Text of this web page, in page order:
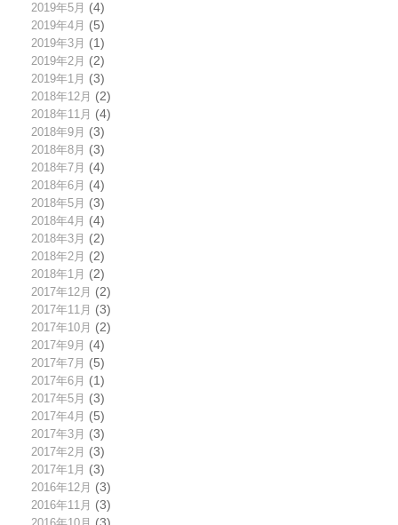
2019年5月 (4)
2019年4月 (5)
2019年3月 (1)
2019年2月 (2)
2019年1月 (3)
2018年12月 (2)
2018年11月 (4)
2018年9月 (3)
2018年8月 (3)
2018年7月 (4)
2018年6月 (4)
2018年5月 (3)
2018年4月 (4)
2018年3月 (2)
2018年2月 (2)
2018年1月 (2)
2017年12月 (2)
2017年11月 (3)
2017年10月 (2)
2017年9月 (4)
2017年7月 (5)
2017年6月 (1)
2017年5月 (3)
2017年4月 (5)
2017年3月 (3)
2017年2月 (3)
2017年1月 (3)
2016年12月 (3)
2016年11月 (3)